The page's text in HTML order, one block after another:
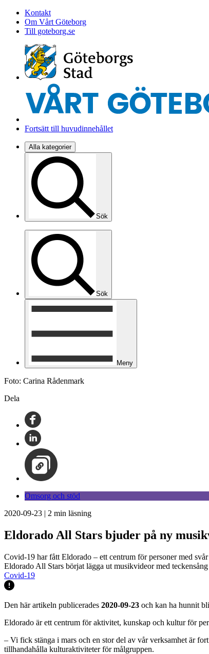
Kontakt
Om Vårt Göteborg
Till goteborg.se
Fortsätt till huvudinnehållet
Alla kategorier
Sök
Sök
Meny
Foto: Carina Rådenmark
Dela
Omsorg och stöd
2020-09-23 | 2 min läsning
Eldorado All Stars bjuder på ny
Covid-19 har fått Eldorado – ett centrum för personer med
Eldorado All Stars börjat lägga ut musikvideor med
Covid-19
Den här artikeln publicerades 2020-09-23 och kan ha hunnit
Eldorado är ett centrum för aktivitet, kunskap och kultur för
– Vi fick stänga i mars och en stor del av vår verksamhet är
tillhandahålla kulturaktiviteter för målgruppen.